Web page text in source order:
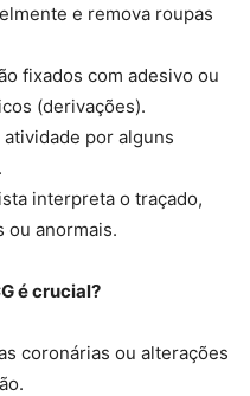
e remova roupas
fixados com adesivo ou
(derivações).
atividade por alguns
interpreta o traçado,
ou anormais.
é crucial?
coronárias ou alterações